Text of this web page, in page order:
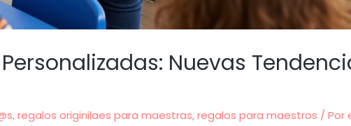
Nuevas
,regalos originilaes para maestras,regalos para maestros / Por